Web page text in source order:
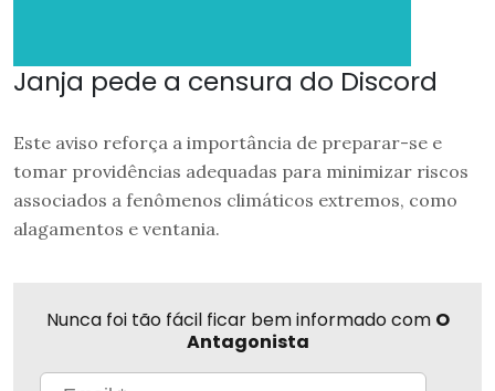
Janja pede a censura do Discord
Este aviso reforça a importância de preparar-se e
tomar providências adequadas para minimizar riscos
associados a fenômenos climáticos extremos, como
alagamentos e ventania.
Nunca foi tão fácil ficar bem informado com O
Antagonista